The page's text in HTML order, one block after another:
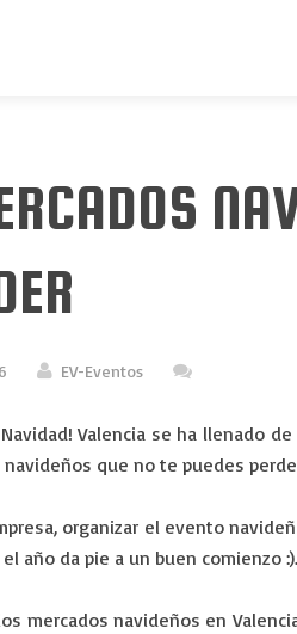
EV-Eventos
Navidad! Valencia se ha llenado
navideños que no te puedes
organizar el evento
el año da pie a un buen
mercados navideños en